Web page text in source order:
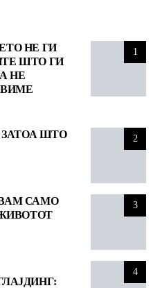
1
НЕ ГИ
ШТО ГИ
НЕ
2
ЗАТОА ШТО
3
САМО
4